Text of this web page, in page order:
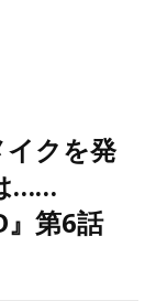
イクを発
……
』第6話